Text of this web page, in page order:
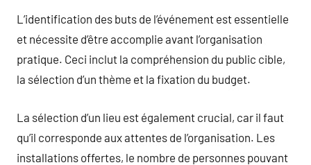
L’identification des buts de l’événement est essentielle
et nécessite d’être accomplie avant l’organisation
pratique. Ceci inclut la compréhension du public cible,
la sélection d’un thème et la fixation du budget.
La sélection d’un lieu est également crucial, car il faut
qu’il corresponde aux attentes de l’organisation. Les
installations offertes, le nombre de personnes pouvant